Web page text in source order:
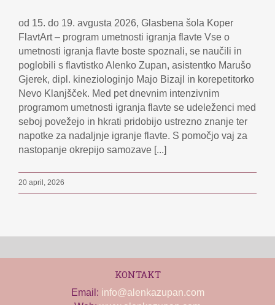
od 15. do 19. avgusta 2026, Glasbena šola Koper
FlavtArt – program umetnosti igranja flavte Vse o
umetnosti igranja flavte boste spoznali, se naučili in
poglobili s flavtistko Alenko Zupan, asistentko Marušo
Gjerek, dipl. kineziologinjo Majo Bizajl in korepetitorko
Nevo Klanjšček. Med pet dnevnim intenzivnim
programom umetnosti igranja flavte se udeleženci med
seboj povežejo in hkrati pridobijo ustrezno znanje ter
napotke za nadaljnje igranje flavte. S pomočjo vaj za
nastopanje okrepijo samozave [...]
20 april, 2026
KONTAKT
Email: info@alenkazupan.com